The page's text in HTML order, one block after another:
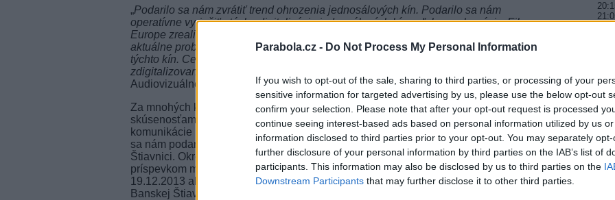
Parabola.cz - Do Not Process My Personal Information
If you wish to opt-out of the sale, sharing to third parties, or processing of your
sensitive information for targeted advertising by us, please use the below opt-out
confirm your selection. Please note that after your opt-out request is processed
continue seeing interest-based ads based on personal information utilized by us
information disclosed to third parties prior to your opt-out. You may separately
further disclosure of your personal information by third parties on the IAB’s list of
participants. This information may also be disclosed by us to third parties on the
Downstream Participants that may further disclose it to other third parties.
„Podarilo sa nám zvrátiť trend ohrozenia jednosálových kín. Podarilo sa nám
operatívne vyriešiť otázku digitalizácie jednosálových kín, vďaka spolupráci s Film
Europe zrealizovať prieskum o stave jednosálových kín na Slovenku a zistiť ich
aktuálne problémy a zároveň pokryť finančnými prostriedkami potreby digitalizácie
týchto kín. Celkovo bolo na digitalizáciu vynaložených 1,8 mil. eur, pričom bolo
zdigitalizovaných 67 kín, z toho 58 jednosálových a 9 viacsálových
Audiovizuálneho fondu Martin Šmatlák, chairman sekcie Digitalizácia a vzdelávanie.
Za mnohých kinárov, ktorým sa úspešne podarilo ich kino digitalizovať, sa so
skúsenosťami podelil Rastislav Marko, vedúci Oddelenia kultúry, športu a mediálnej
komunikácie Mestského úradu v Banskej Štiavnici: „Vďaka projektu Quo Vadis Cinema
sa nám podarilo nájsť partnerov a spôsob financovania na záchranu kina v Banskej
Štiavnici. Okrem dotácie sme získali pôžičku z Audiovizuálneho fondu a spoločne s
príspevkom mesta sme dokázali to, že „nové“ kino Akademik otvoríme verejnosti
19.12.2013 ako súčasť celoročných aktivít, ktorými si pripomíname 20. výročie zápisu
Banskej Štiavnice do svetového dedičstva UNESCO.“